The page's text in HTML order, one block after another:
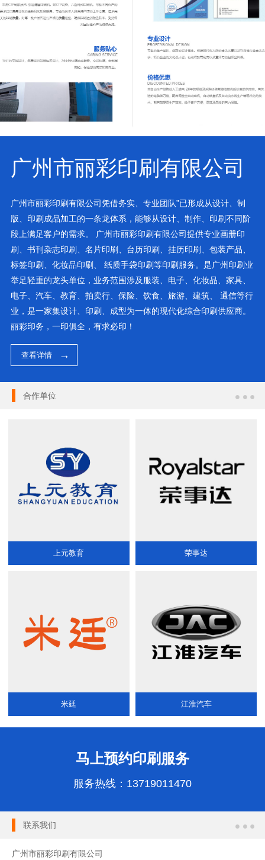
广州市丽彩印刷有限公司
广州市丽彩印刷有限公司凭借务实、专业团队”已形成从设计、制
版、印刷成品加工的一条龙体系，能够从设计、制作、印刷不同阶
段上满足客户的需求。 广州市丽彩印刷有限公司提供专业画册印
刷、书刊杂志印刷、名片印刷、台历印刷、挂历印刷、包装产品、
标签印刷、化妆品印刷、 纸质手袋印刷等印刷服务。是广州印刷业
举足轻重的龙头单位，业务范围涉及服装、电子、化妆品、家具、
电子、汽车、教育、拍卖行、保险、饮食、旅游、建筑、 通信等行
业，是一家集设计、印刷、成型为一体的现代化综合印刷供应商。
丽彩印务，一印俱全，有求必印！
查看详情
合作单位
上元教育 荣事达
米廷 江淮汽车
马上预约印刷服务
服务热线： 13719011470
联系我们
广州市丽彩印刷有限公司